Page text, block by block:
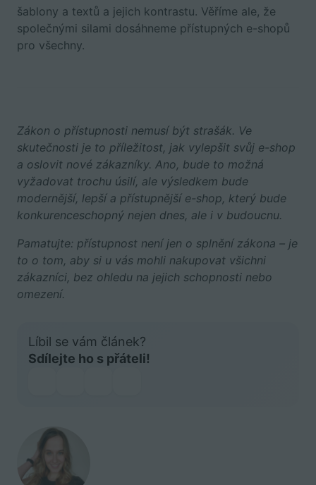
šablony a textů a jejich kontrastu. Věříme ale, že
společnými silami dosáhneme přístupných e-shopů
pro všechny.
Zákon o přístupnosti nemusí být strašák. Ve
skutečnosti je to příležitost, jak vylepšit svůj e-shop
a oslovit nové zákazníky. Ano, bude to možná
vyžadovat trochu úsilí, ale výsledkem bude
modernější, lepší a přístupnější e-shop, který bude
konkurenceschopný nejen dnes, ale i v budoucnu.
Pamatujte: přístupnost není jen o splnění zákona – je
to o tom, aby si u vás mohli nakupovat všichni
zákazníci, bez ohledu na jejich schopnosti nebo
omezení.
Líbil se vám článek?
Sdílejte ho s přáteli!